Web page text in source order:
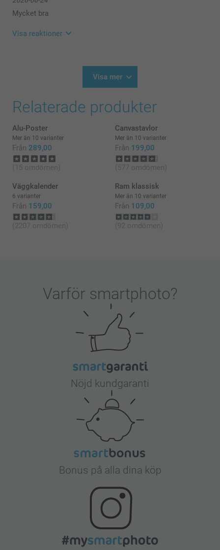
Tack för ⭐️⭐️⭐⭐️⭐️! Det glädjer oss att du är nöjd med
din poster med foto.
🩵-liga hälsningar
Helene @smartphoto
Mycket bra
Visa reaktioner
nöjd med din poster med foto!
Varma hälsningar,
Helene @smartphoto
Visa mer
Relaterade produkter
Alu-Poster
Mer än 10 varianter
Från 289,00
(15 omdömen)
Canvastavlor
Mer än 10 varianter
Från 199,00
(577 omdömen)
Väggkalender
6 varianter
Från 159,00
(2207 omdömen)
Ram klassisk
Mer än 10 varianter
Från 109,00
(92 omdömen)
Varför smartphoto?
Nöjd kundgaranti
Bonus på alla dina köp